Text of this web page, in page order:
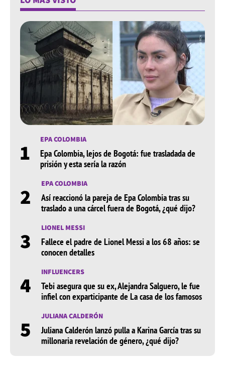
1 EPA COLOMBIA
Epa Colombia, lejos de Bogotá: fue trasladada de
prisión y esta sería la razón
2 EPA COLOMBIA
Así reaccionó la pareja de Epa Colombia tras su
traslado a una cárcel fuera de Bogotá, ¿qué dijo?
3 LIONEL MESSI
Fallece el padre de Lionel Messi a los 68 años: se
conocen detalles
4 INFLUENCERS
Tebi asegura que su ex, Alejandra Salguero, le fue
infiel con exparticipante de La casa de los famosos
5 JULIANA CALDERÓN
Juliana Calderón lanzó pulla a Karina García tras su
millonaria revelación de género, ¿qué dijo?